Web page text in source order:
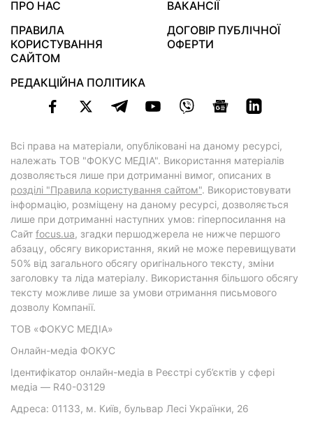
ПРО НАС
ВАКАНСІЇ
ПРАВИЛА
КОРИСТУВАННЯ
САЙТОМ
ДОГОВІР ПУБЛІЧНОЇ
ОФЕРТИ
РЕДАКЦІЙНА ПОЛІТИКА
Всі права на матеріали, опубліковані на даному ресурсі,
належать ТОВ "ФОКУС МЕДІА". Використання матеріалів
дозволяється лише при дотриманні вимог, описаних в
розділі "Правила користування сайтом". Використовувати
інформацію, розміщену на даному ресурсі, дозволяється
лише при дотриманні наступних умов: гіперпосилання на
Cайт focus.ua, згадки першоджерела не нижче першого
абзацу, обсягу використання, який не може перевищувати
50% від загального обсягу оригінального тексту, зміни
заголовку та ліда матеріалу. Використання більшого обсягу
тексту можливе лише за умови отримання письмового
дозволу Компанії.
ТОВ «ФОКУС МЕДІА»
Онлайн-медіа ФОКУС
Ідентифікатор онлайн-медіа в Реєстрі суб’єктів у сфері
медіа — R40-03129
Адреса: 01133, м. Київ, бульвар Лесі Українки, 26